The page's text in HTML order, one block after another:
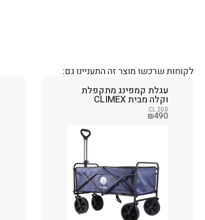
לקוחות שרכשו מוצר זה התעניינו גם:
עגלת קמפינג מתקפלת
וקלה מבית CLIMEX
CL 200
₪490